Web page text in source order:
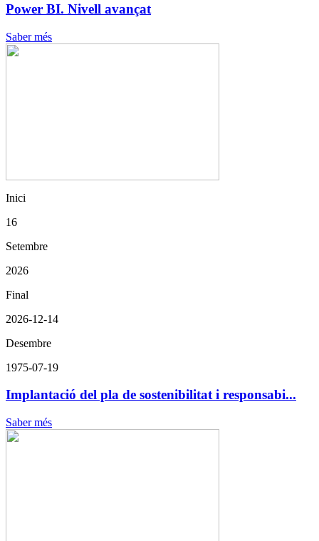
Power BI. Nivell avançat
Saber més
Inici
16
Setembre
2026
Final
2026-12-14
Desembre
1975-07-19
Implantació del pla de sostenibilitat i responsabi...
Saber més